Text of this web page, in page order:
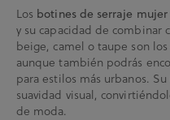
Los botines de serraje mujer
y su capacidad de combinar
beige, camel o taupe son
aunque también podrás
para estilos más urbanos.
suavidad visual,
de moda.